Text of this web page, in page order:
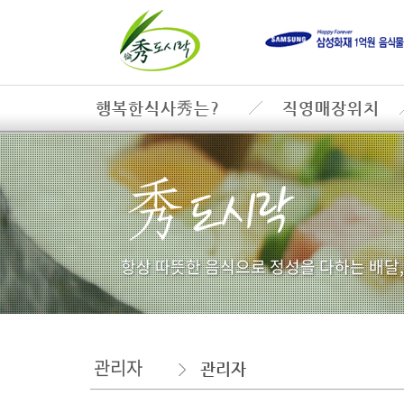
행복한식사秀는? 직영매장위치
항상 따뜻한 음식으로 정성을 다하는 배
관리자 관리자